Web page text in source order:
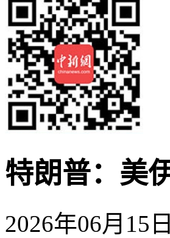
特朗普：美
2026年06月15